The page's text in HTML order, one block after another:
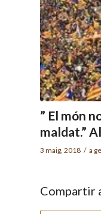
” El món
maldat.”
3 maig, 2018 / a
Compartir